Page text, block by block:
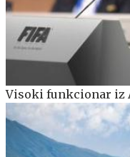
Visoki funkcionar iz